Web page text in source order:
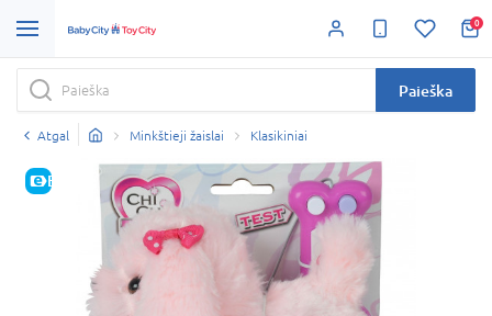
0
Paieška
Atgal Minkštieji žaislai Klasikiniai
E-KAINA